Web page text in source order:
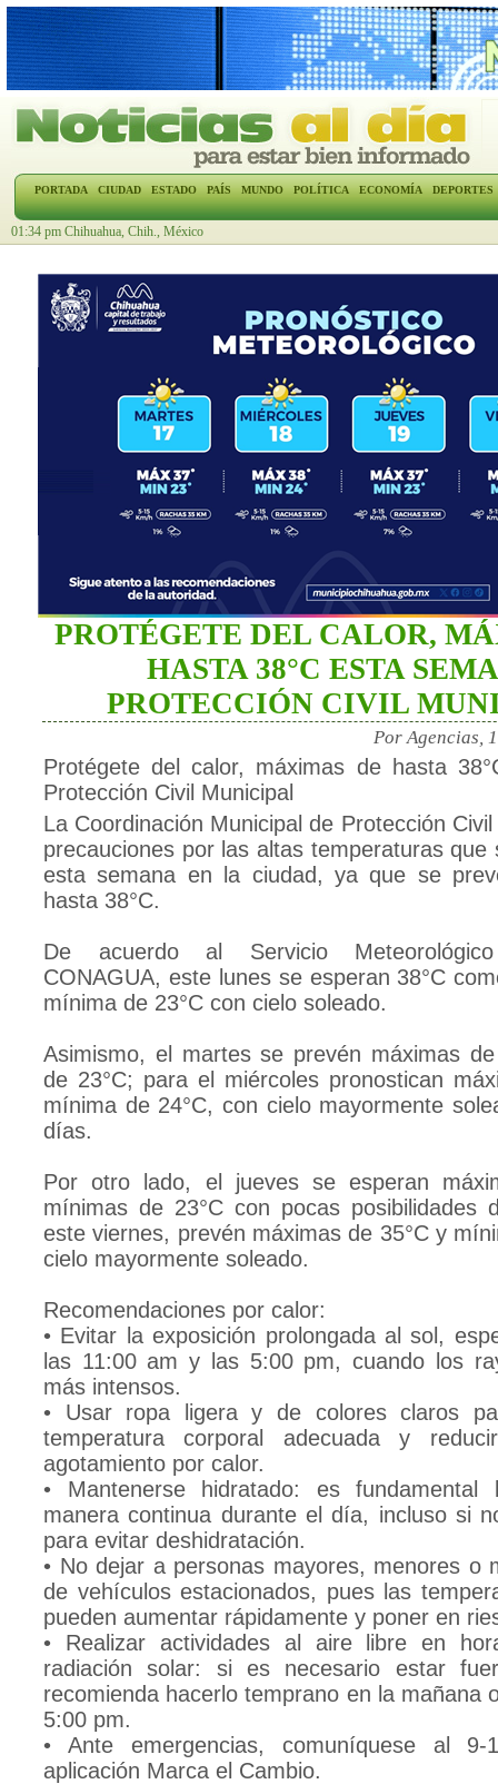
PORTADA CIUDAD ESTADO PAÍS MUNDO POLÍTICA ECONOMÍA DEPORTES
01:34 pm Chihuahua, Chih., México
PROTÉGETE DEL CALOR,
HASTA 38°C ESTA
PROTECCIÓN CIVIL
Por Agencias,
Protégete del calor, máximas de hasta
Protección Civil Municipal
La Coordinación Municipal de Protección
precauciones por las altas temperaturas que
esta semana en la ciudad, ya que se
hasta 38°C.
De acuerdo al Servicio
CONAGUA, este lunes se esperan 38°C
mínima de 23°C con cielo soleado.
Asimismo, el martes se prevén máximas
de 23°C; para el miércoles pronostican
mínima de 24°C, con cielo mayormente
días.
Por otro lado, el jueves se esperan
mínimas de 23°C con pocas posibilidades
este viernes, prevén máximas de 35°C y
cielo mayormente soleado.
Recomendaciones por calor:
• Evitar la exposición prolongada al sol,
las 11:00 am y las 5:00 pm, cuando los
más intensos.
• Usar ropa ligera y de colores claros
temperatura corporal adecuada y
agotamiento por calor.
• Mantenerse hidratado: es fundamental
manera continua durante el día, incluso si
para evitar deshidratación.
• No dejar a personas mayores, menores o
de vehículos estacionados, pues las
pueden aumentar rápidamente y poner en
• Realizar actividades al aire libre en
radiación solar: si es necesario estar
recomienda hacerlo temprano en la mañana
5:00 pm.
• Ante emergencias, comuníquese al
aplicación Marca el Cambio.